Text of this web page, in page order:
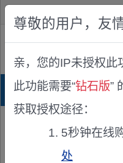
首页 科研项
尊敬的用户，友
亲，您的IP未授权此
此功能需要“钻石版”
获取授权途径：
5秒钟在线
处